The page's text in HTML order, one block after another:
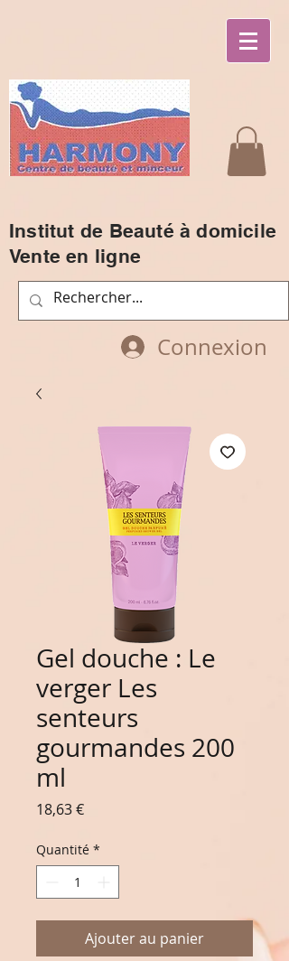
Institut de Beauté à domicile
Vente en ligne
Connexion
Gel douche : Le
verger Les
senteurs
gourmandes 200
ml
18,63 €Prix
Quantité *
Ajouter au panier